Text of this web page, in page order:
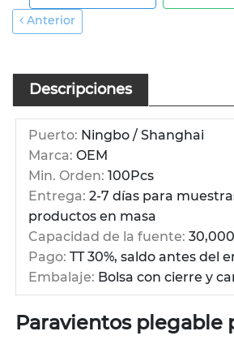
Anterior
Descripciones
Puerto: Ningbo / Shanghai
Marca: OEM
Min. Orden: 100Pcs
Entrega: 2-7 días para
productos en masa
Capacidad de la fuente:
Pago: TT 30%, saldo antes del
Embalaje: Bolsa con cierre y
Paravientos plegable